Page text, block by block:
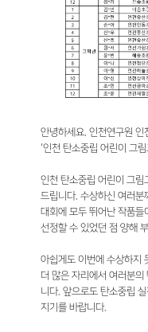
안녕하세요. 인천연구원 인
‘인천 탄소중립 어린이 그
인천 탄소중립 어린이 그
드립니다. 수상하신 여러
대회에 모두 뛰어난 작품들
선정할 수 있었던 점 양해
아쉽게도 이번에 수상하지
더 많은 자리에서 여러분
니다. 앞으로도 탄소중립
지기를 바랍니다.